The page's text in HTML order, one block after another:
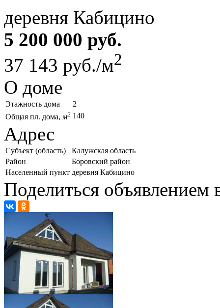
деревня Кабицино
5 200 000 руб.
37 143 руб./м2
О доме
Этажность дома
2
Общая пл. дома, м2 140
Адрес
Субъект (область)
Калужская область
Район
Боровский район
Населенный пункт деревня Кабицино
Поделиться объявлением